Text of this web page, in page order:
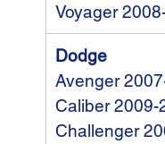
Voyager
Dodge
Avenger
Caliber 2009-
Challenger